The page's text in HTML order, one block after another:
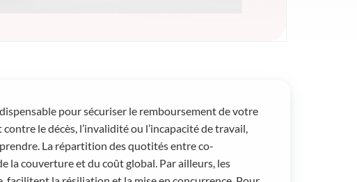
pour sécuriser le remboursement de votre
le décès, l’invalidité ou l’incapacité de travail,
La répartition des quotités entre co-
la couverture et du coût global. Par ailleurs, les